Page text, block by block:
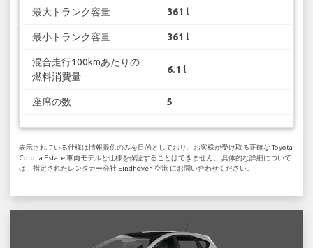
最大トランク容量 361 l
最小トランク容量 361 l
混合走行100kmあたりの
燃料消費量
6.1 l
座席の数 5
表示されている仕様は情報提供のみを目的としており、お客様が受け取る正確な Toyota
Corolla Estate 車両モデルと仕様を保証することはできません。 具体的な詳細について
は、指定されたレンタカー会社 Eindhoven 空港 にお問い合わせください。